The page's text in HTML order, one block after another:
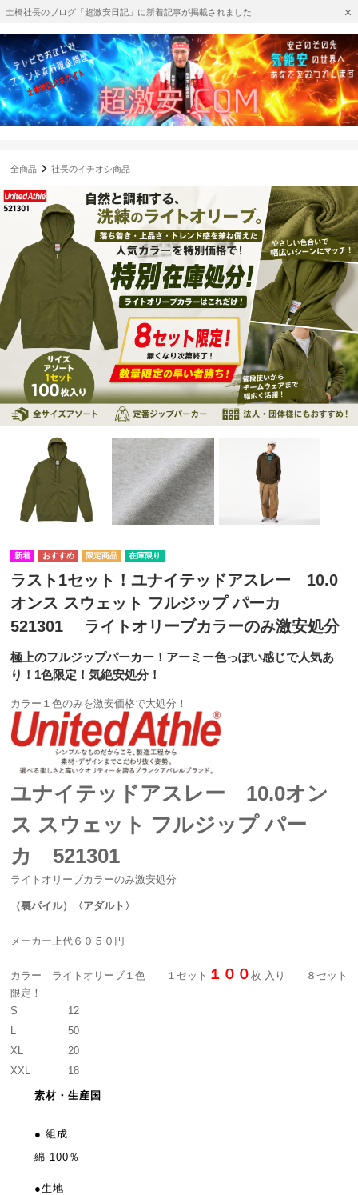
土橋社長のブログ「超激安日記」に新着記事が掲載されました
全商品 社長のイチオシ商品
在庫限り
ラスト1セット！ユナイテッドアスレー 10.0
オンス スウェット フルジップ パーカ
521301 ライトオリーブカラーのみ激安処分
極上のフルジップパーカー！アーミー色っぽい感じで人気あ
り！1色限定！気絶安処分！
カラー１色のみを激安価格で大処分！
ユナイテッドアスレー 10.0オン
ス スウェット フルジップ パー
カ 521301
ライトオリーブカラーのみ激安処分
（裏パイル）〈アダルト〉
メーカー上代６０５０円
カラー ライトオリーブ１色 １セット １００ 枚 入り ８セット
限定！
S
12
L
50
XL
20
XXL
18
素材・生産国
● 組成
綿 100％
●生地